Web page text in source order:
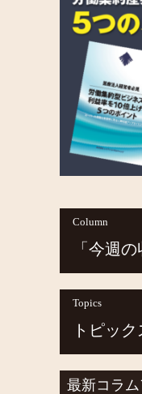
Column
「今週
Topics
トピッ
最新コラ